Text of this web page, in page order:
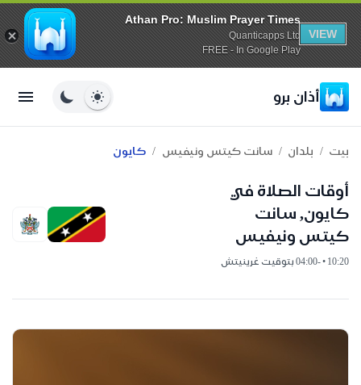
Athan Pro: Muslim Prayer Times
Quanticapps Ltd
FREE - In Google Play
VIEW
أذان برو
بيت / بلدان / سانت كيتس ونيفيس / كايون
أوقات الصلاة في
كايون, سانت
كيتس ونيفيس
10:20 • -04:00 بتوقيت غرينيتش